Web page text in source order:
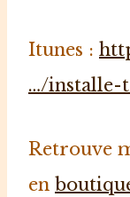
⁠Itunes :
…/installe-
Retrouve
en